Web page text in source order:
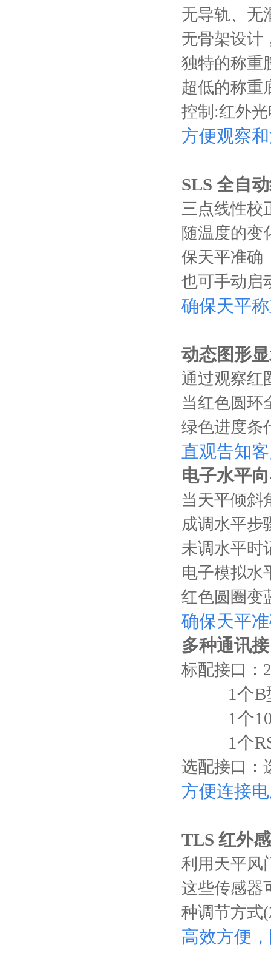
无导轨、无
无骨架设计
独特的称重
超低的称重
控制:红外
方便观察
SLS 全自
三点线性校
随温度的变
保天平准确
也可手动启
确保天平
动态图形
通过观察红
当红色圆环
绿色进度条
直观告知
电子水平
当天平倾斜
成调水平步
未调水平时
电子模拟水
红色圆圈变
确保天平
多种通讯
标配接口：
1个B型
1个
1个
选配接口：
方便连接
TLS 红外
利用天平风
这些传感器
种调节方式
高效方便